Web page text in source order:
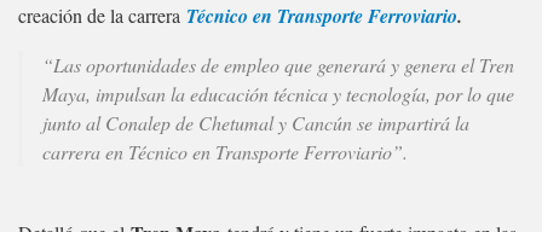
creación de la carrera Técnico en Transporte Ferroviario.
“Las oportunidades de empleo que generará y genera el Tren
Maya, impulsan la educación técnica y tecnología, por lo que
junto al Conalep de Chetumal y Cancún se impartirá la
carrera en Técnico en Transporte Ferroviario”.